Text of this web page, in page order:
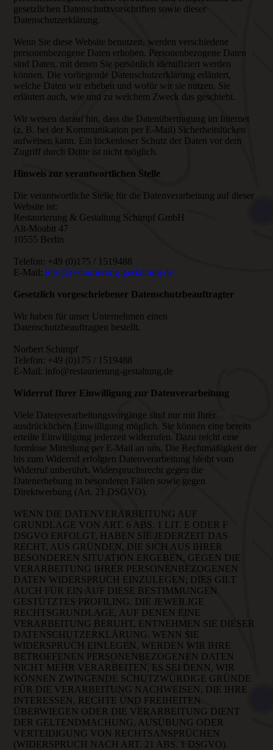
gesetzlichen Datenschutzvorschriften sowie dieser
Datenschutzerklärung.
Wenn Sie diese Website benutzen, werden verschiedene
personenbezogene Daten erhoben. Personenbezogene Daten
sind Daten, mit denen Sie persönlich identifiziert werden
können. Die vorliegende Datenschutzerklärung erläutert,
welche Daten wir erheben und wofür wir sie nutzen. Sie
erläutert auch, wie und zu welchem Zweck das geschieht.
Wir weisen darauf hin, dass die Datenübertragung im Internet
(z. B. bei der Kommunikation per E-Mail) Sicherheitslücken
aufweisen kann. Ein lückenloser Schutz der Daten vor dem
Zugriff durch Dritte ist nicht möglich.
Hinweis zur verantwortlichen Stelle
Die verantwortliche Stelle für die Datenverarbeitung auf dieser
Website ist:
Restaurierung & Gestaltung Schimpf GmbH
Alt-Moabit 47
10555 Berlin
Telefon: +49 (0)175 / 1519488
E-Mail:info@restaurierung-gestaltung.de
Gesetzlich vorgeschriebener Datenschutzbeauftragter
Wir haben für unser Unternehmen einen
Datenschutzbeauftragten bestellt.
Norbert Schimpf
Telefon: +49 (0)175 / 1519488
E-Mail: info@restaurierung-gestaltung.de
Widerruf Ihrer Einwilligung zur Datenverarbeitung
Viele Datenverarbeitungsvorgänge sind nur mit Ihrer
ausdrücklichen Einwilligung möglich. Sie können eine bereits
erteilte Einwilligung jederzeit widerrufen. Dazu reicht eine
formlose Mitteilung per E-Mail an uns. Die Rechtmäßigkeit der
bis zum Widerruf erfolgten Datenverarbeitung bleibt vom
Widerruf unberührt. Widerspruchsrecht gegen die
Datenerhebung in besonderen Fällen sowie gegen
Direktwerbung (Art. 21 DSGVO).
WENN DIE DATENVERARBEITUNG AUF
GRUNDLAGE VON ART. 6 ABS. 1 LIT. E ODER F
DSGVO ERFOLGT, HABEN SIE JEDERZEIT DAS
RECHT, AUS GRÜNDEN, DIE SICH AUS IHRER
BESONDEREN SITUATION ERGEBEN, GEGEN DIE
VERARBEITUNG IHRER PERSONENBEZOGENEN
DATEN WIDERSPRUCH EINZULEGEN; DIES GILT
AUCH FÜR EIN AUF DIESE BESTIMMUNGEN
GESTÜTZTES PROFILING. DIE JEWEILIGE
RECHTSGRUNDLAGE, AUF DENEN EINE
VERARBEITUNG BERUHT, ENTNEHMEN SIE DIESER
DATENSCHUTZERKLÄRUNG. WENN SIE
WIDERSPRUCH EINLEGEN, WERDEN WIR IHRE
BETROFFENEN PERSONENBEZOGENEN DATEN
NICHT MEHR VERARBEITEN, ES SEI DENN, WIR
KÖNNEN ZWINGENDE SCHUTZWÜRDIGE GRÜNDE
FÜR DIE VERARBEITUNG NACHWEISEN, DIE IHRE
INTERESSEN, RECHTE UND FREIHEITEN
ÜBERWIEGEN ODER DIE VERARBEITUNG DIENT
DER GELTENDMACHUNG, AUSÜBUNG ODER
VERTEIDIGUNG VON RECHTSANSPRÜCHEN
(WIDERSPRUCH NACH ART. 21 ABS. 1 DSGVO).